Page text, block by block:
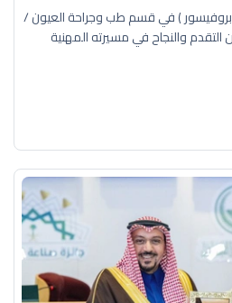
( بروفيسور ) في قسم طب وجراحة العيون /
والنجاح في مسيرته المهنية